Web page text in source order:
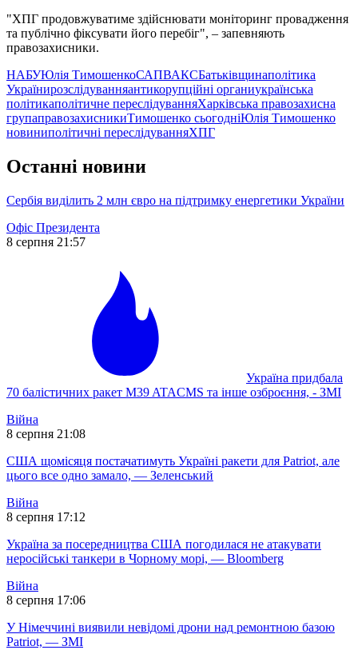
"ХПГ продовжуватиме здійснювати моніторинг провадження
та публічно фіксувати його перебіг", – запевняють
правозахисники.
НАБУЮлія ТимошенкоСАПВАКСБатьківщинаполітика
Українирозслідуванняантикорупційні органиукраїнська
політикаполітичне переслідуванняХарківська правозахисна
групаправозахисникиТимошенко сьогодніЮлія Тимошенко
новиниполітичні переслідуванняХПГ
Останні новини
Сербія виділить 2 млн євро на підтримку енергетики України
Офіс Президента
8 серпня 21:57
Україна придбала
70 балістичних ракет M39 ATACMS та інше озброєння, - ЗМІ
Війна
8 серпня 21:08
США щомісяця постачатимуть Україні ракети для Patriot, але
цього все одно замало, — Зеленський
Війна
8 серпня 17:12
Україна за посередництва США погодилася не атакувати
неросійські танкери в Чорному морі, — Bloomberg
Війна
8 серпня 17:06
У Німеччині виявили невідомі дрони над ремонтною базою
Patriot, — ЗМІ